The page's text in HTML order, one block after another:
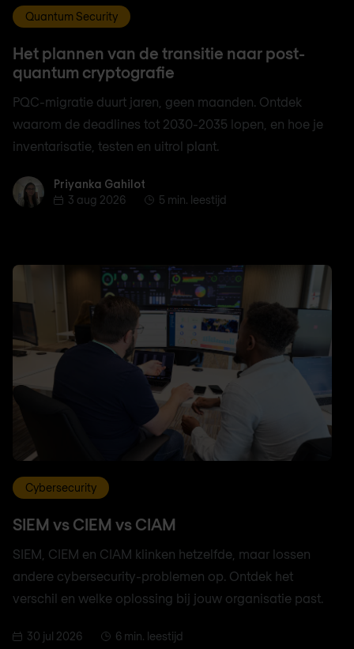
Quantum Security
Het plannen van de transitie naar post-
quantum cryptografie
PQC-migratie duurt jaren, geen maanden. Ontdek
waarom de deadlines tot 2030-2035 lopen, en hoe je
inventarisatie, testen en uitrol plant.
Priyanka Gahilot
Priyanka Gahilot
3 aug 2026
5 min. leestijd
Cybersecurity
SIEM vs CIEM vs CIAM
SIEM, CIEM en CIAM klinken hetzelfde, maar lossen
andere cybersecurity-problemen op. Ontdek het
verschil en welke oplossing bij jouw organisatie past.
30 jul 2026 6 min. leestijd